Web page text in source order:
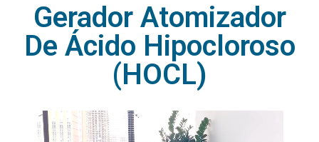
Gerador Atomizador
De Ácido Hipocloroso
(HOCL)